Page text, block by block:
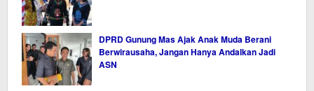
DPRD Gunung Mas Ajak Anak Muda Berani
Berwirausaha, Jangan Hanya Andalkan Jadi
ASN